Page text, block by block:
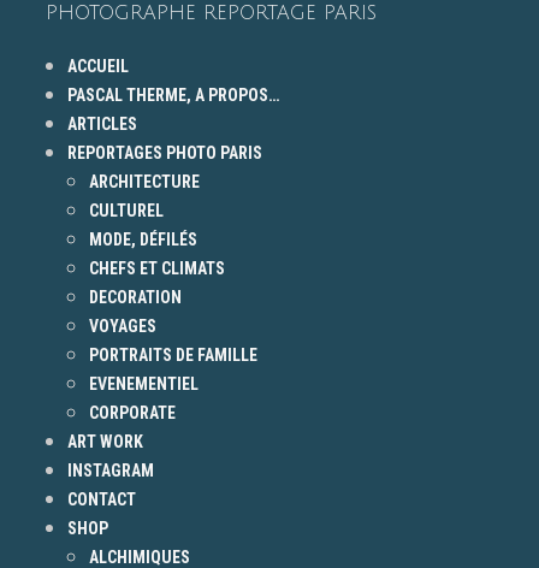
PHOTOGRAPHE REPORTAGE PARIS
ACCUEIL
PASCAL THERME, A PROPOS…
ARTICLES
REPORTAGES PHOTO PARIS
ARCHITECTURE
CULTUREL
MODE, DÉFILÉS
CHEFS ET CLIMATS
DECORATION
VOYAGES
PORTRAITS DE FAMILLE
EVENEMENTIEL
CORPORATE
ART WORK
INSTAGRAM
CONTACT
SHOP
ALCHIMIQUES